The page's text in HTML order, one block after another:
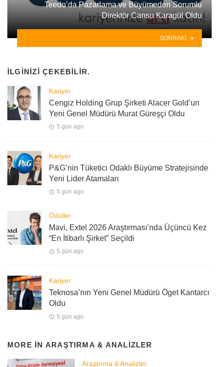
Teedo’da Pazarlama ve Büyümeden Sorumlu
Direktör Cansu Karagül Oldu
SONRAKI
İLGINIZI ÇEKEBILIR.
Kariyer
Cengiz Holding Grup Şirketi Alacer Gold’un
Yeni Genel Müdürü Murat Güreşçi Oldu
5 gün ago
Kariyer
P&G’nin Tüketici Odaklı Büyüme Stratejisinde
Yeni Lider Atamaları
5 gün ago
Ödüller
Mavi, Extel 2026 Araştırması’nda Üçüncü Kez
“En İtibarlı Şirket” Seçildi
5 gün ago
Kariyer
Teknosa’nın Yeni Genel Müdürü Öget Kantarcı
Oldu
5 gün ago
MORE IN ARAŞTIRMA & ANALIZLER
Araştırma & Analizler